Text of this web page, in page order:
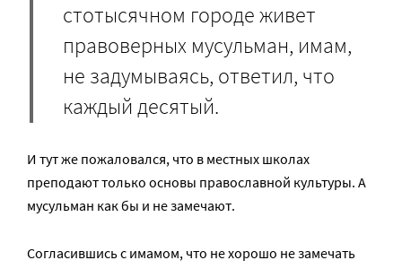
стотысячном городе живет
правоверных мусульман, имам,
не задумываясь, ответил, что
каждый десятый.
И тут же пожаловался, что в местных школах
преподают только основы православной культуры. А
мусульман как бы и не замечают.
Согласившись с имамом, что не хорошо не замечать